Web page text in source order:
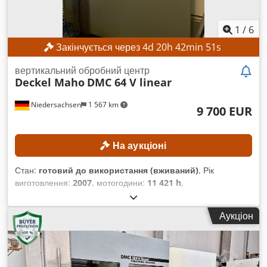
1 / 6
Закінчується через4d 20h 42min 49s
Niedersachsen 1 567 km
вертикальний обробний центр
Deckel Maho DMC 64 V linear
9 700 EUR
На аукціоні
Стан: готовий до використання (вживаний), Рік
виготовлення: 2007, мотогодини: 11 421 h,
повністю працездатний
машини/транспортного засобу:29100009074, відстань
переміщення по осі X:
, відстань переміщення по осі
Y:600 мм, відстань переміщення осі Z:500 мм,
максимальний діаметр заготовки:
140 мм, максимальна
швидкість шпинделя:16 000 об/хв, кількість слотів у
Аукціон